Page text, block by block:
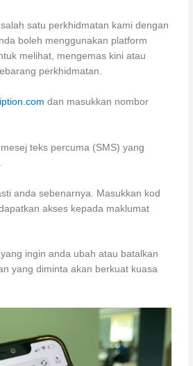
satu perkhidmatan kami dengan
boleh menggunakan platform
melihat, mengemas kini atau
perkhidmatan.
m dan masukkan nombor
teks percuma (SMS) yang
anda sebenarnya. Masukkan kod
akses kepada maklumat
ingin anda ubah atau batalkan
yang diminta akan berkuat kuasa